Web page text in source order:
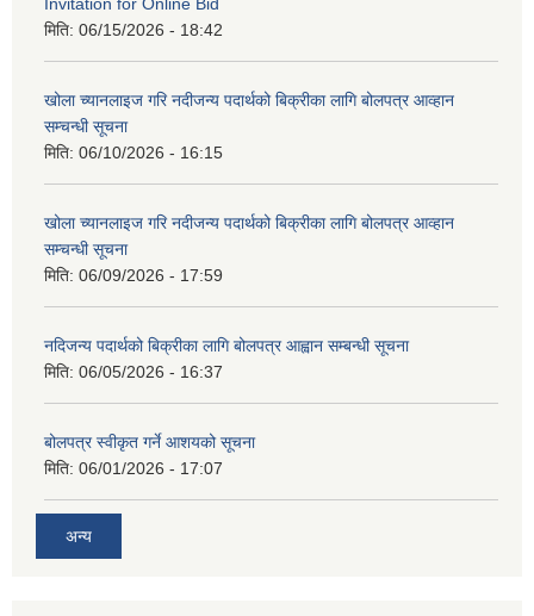
Invitation for Online Bid
मिति: 06/15/2026 - 18:42
खोला च्यानलाइज गरि नदीजन्य पदार्थको बिक्रीका लागि बोलपत्र आव्हान
सम्चन्धी सूचना
मिति: 06/10/2026 - 16:15
खोला च्यानलाइज गरि नदीजन्य पदार्थको बिक्रीका लागि बोलपत्र आव्हान
सम्चन्धी सूचना
मिति: 06/09/2026 - 17:59
नदिजन्य पदार्थको बिक्रीका लागि बोलपत्र आह्वान सम्बन्धी सूचना
मिति: 06/05/2026 - 16:37
बोलपत्र स्वीकृत गर्ने आशयको सूचना
मिति: 06/01/2026 - 17:07
अन्य